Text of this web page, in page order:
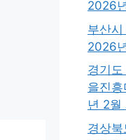
2026
부산
2026
경기
을진
년 2월
경상